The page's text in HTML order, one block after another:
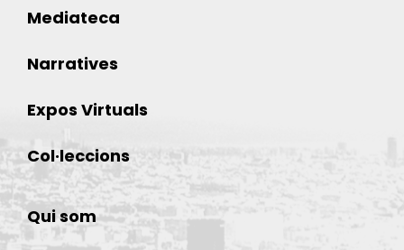
Mediateca
Narratives
Expos Virtuals
Col·leccions
Qui som